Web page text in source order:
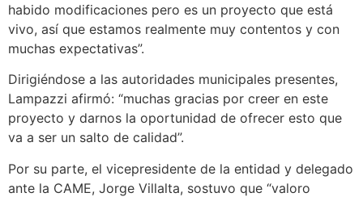
habido modificaciones pero es un proyecto que está
vivo, así que estamos realmente muy contentos y con
muchas expectativas”.
Dirigiéndose a las autoridades municipales presentes,
Lampazzi afirmó: “muchas gracias por creer en este
proyecto y darnos la oportunidad de ofrecer esto que
va a ser un salto de calidad”.
Por su parte, el vicepresidente de la entidad y delegado
ante la CAME, Jorge Villalta, sostuvo que “valoro